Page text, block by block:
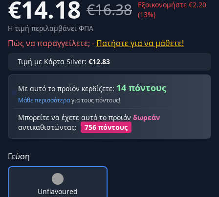
€14.18 €16.38
Εξοικονομήστε €2.20
(13%)
Η τιμή περιλαμβάνει ΦΠΑ
Πώς να παραγγείλετε; - Πατήστε για να μάθετε!
Τιμή με Κάρτα Silver: €12.83
Με αυτό το προϊόν κερδίζετε: 14 πόντους
Μάθε περισσότεραγια τους πόντους!
Μπορείτε να έχετε αυτό το προϊόν δωρεάν
αντικαθιστώντας:
756 πόντους
Γεύση
Unflavoured